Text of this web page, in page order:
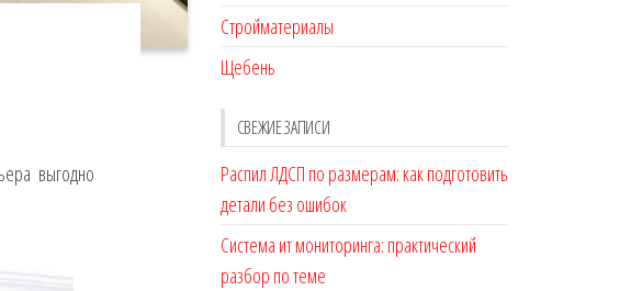
выгодно
Стройматериалы
Щебень
СВЕЖИЕ ЗАПИСИ
Распил ЛДСП по размерам: как подготовить
детали без ошибок
Система ит мониторинга: практический
разбор по теме